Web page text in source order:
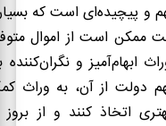
و پیچیده‌ای است که
ممکن است از اموال
ابهام‌آمیز و نگران‌کننده
دولت از آن، به وراث
اتخاذ کنند و از